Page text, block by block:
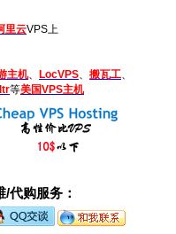
里云VPS上
主机、 LocVPS 搬瓦工
等美国VPS主机
代购服务：